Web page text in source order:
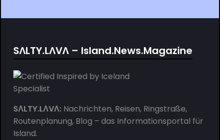
SΛLTY.LΛVΛ – Island.News.Magazine
SΛLTY.LΛVΛ:Nachrichten, Reisen, Ringstraße,
Routenplanung, Blog – das Informationsportal für
Island.